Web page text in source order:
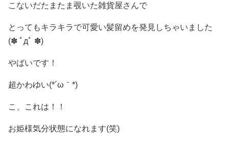
こないだたまたま覗いた雑貨屋さんで
とってもキラキラで可愛い髪留めを発見しちゃいました
(✽ ﾟдﾟ ✽)
やばいです！
超かわゆい(*´ω｀*)
こ、これは！！
お姫様気分状態になれます(笑)